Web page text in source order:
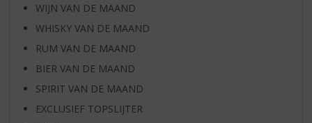
WIJN VAN DE MAAND
WHISKY VAN DE MAAND
RUM VAN DE MAAND
BIER VAN DE MAAND
SPIRIT VAN DE MAAND
EXCLUSIEF TOPSLIJTER